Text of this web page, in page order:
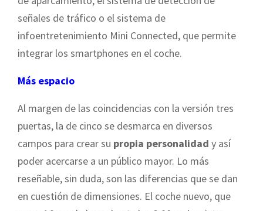
señales de tráfico o el sistema de
infoentretenimiento Mini Connected, que permite
integrar los smartphones en el coche.
Más espacio
Al margen de las coincidencias con la versión tres
puertas, la de cinco se desmarca en diversos
campos para crear su propia personalidad y así
poder acercarse a un público mayor. Lo más
reseñable, sin duda, son las diferencias que se dan
en cuestión de dimensiones. El coche nuevo, que